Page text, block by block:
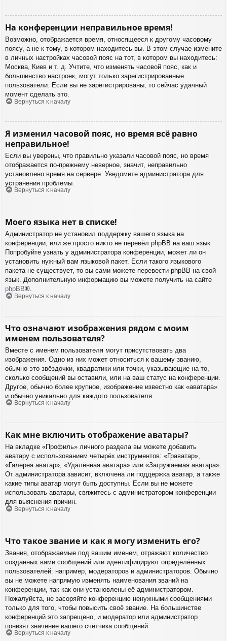
На конференции неправильное время!
Возможно, отображается время, относящееся к другому часовому
поясу, а не к тому, в котором находитесь вы. В этом случае измените
в личных настройках часовой пояс на тот, в котором вы находитесь:
Москва, Киев и т. д. Учтите, что изменять часовой пояс, как и
большинство настроек, могут только зарегистрированные
пользователи. Если вы не зарегистрированы, то сейчас удачный
момент сделать это.
Вернуться к началу
Я изменил часовой пояс, но время всё равно
неправильное!
Если вы уверены, что правильно указали часовой пояс, но время
отображается по-прежнему неверное, значит, неправильно
установлено время на сервере. Уведомите администратора для
устранения проблемы.
Вернуться к началу
Моего языка нет в списке!
Администратор не установил поддержку вашего языка на
конференции, или же просто никто не перевёл phpBB на ваш язык.
Попробуйте узнать у администратора конференции, может ли он
установить нужный вам языковой пакет. Если такого языкового
пакета не существует, то вы сами можете перевести phpBB на свой
язык. Дополнительную информацию вы можете получить на сайте
phpBB®.
Вернуться к началу
Что означают изображения рядом с моим
именем пользователя?
Вместе с именем пользователя могут присутствовать два
изображения. Одно из них может относиться к вашему званию,
обычно это звёздочки, квадратики или точки, указывающие на то,
сколько сообщений вы оставили, или на ваш статус на конференции.
Другое, обычно более крупное, изображение известно как «аватара»
и обычно уникально для каждого пользователя.
Вернуться к началу
Как мне включить отображение аватары?
На вкладке «Профиль» личного раздела вы можете добавить
аватару с использованием четырёх инструментов: «Граватар»,
«Галерея аватар», «Удалённая аватара» или «Загружаемая аватара».
От администратора зависит, включена ли поддержка аватар, а также
какие типы аватар могут быть доступны. Если вы не можете
использовать аватары, свяжитесь с администратором конференции
для выяснения причин.
Вернуться к началу
Что такое звание и как я могу изменить его?
Звания, отображаемые под вашим именем, отражают количество
созданных вами сообщений или идентифицируют определённых
пользователей: например, модераторов и администраторов. Обычно
вы не можете напрямую изменять наименования званий на
конференции, так как они установлены её администратором.
Пожалуйста, не засоряйте конференцию ненужными сообщениями
только для того, чтобы повысить своё звание. На большинстве
конференций это запрещено, и модератор или администратор
понизят значение вашего счётчика сообщений.
Вернуться к началу